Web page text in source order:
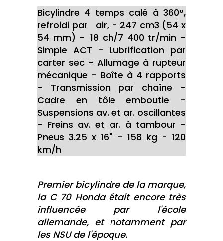
Bicylindre 4 temps calé à 360°,
refroidi par air, - 247 cm3 (54 x
54 mm) - 18 ch/7 400 tr/min -
Simple ACT - Lubrification par
carter sec - Allumage à rupteur
mécanique - Boîte à 4 rapports
- Transmission par chaîne -
Cadre en tôle emboutie -
Suspensions av. et ar. oscillantes
- Freins av. et ar. à tambour -
Pneus 3.25 x 16" - 158 kg - 120
km/h
Premier bicylindre de la marque,
la C 70 Honda était encore très
influencée par l'école
allemande, et notamment par
les NSU de l'époque.